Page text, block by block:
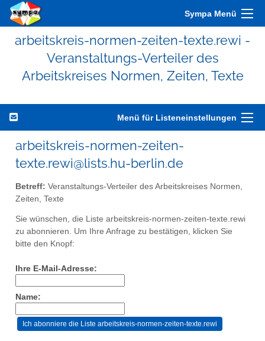
Sympa Menü
arbeitskreis-normen-zeiten-texte.rewi -
Veranstaltungs-Verteiler des
Arbeitskreises Normen, Zeiten, Texte
Menü für Listeneinstellungen
arbeitskreis-normen-zeiten-
texte.rewi@lists.hu-berlin.de
Betreff: Veranstaltungs-Verteiler des Arbeitskreises Normen,
Zeiten, Texte
Sie wünschen, die Liste arbeitskreis-normen-zeiten-texte.rewi
zu abonnieren. Um Ihre Anfrage zu bestätigen, klicken Sie
bitte den Knopf:
Ihre E-Mail-Adresse:
Name: